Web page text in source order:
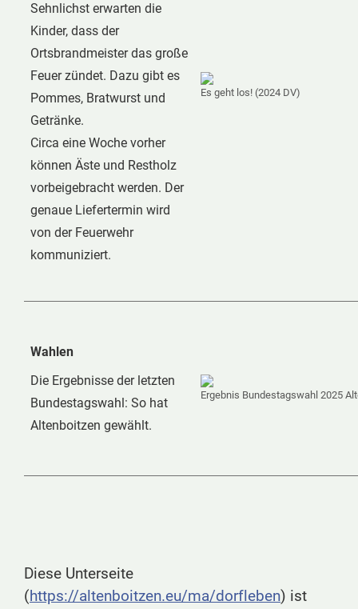
Sehnlichst erwarten die
Kinder, dass der
Ortsbrandmeister das große
Feuer zündet. Dazu gibt es
Pommes, Bratwurst und
Getränke.
Circa eine Woche vorher
können Äste und Restholz
vorbeigebracht werden. Der
genaue Liefertermin wird
von der Feuerwehr
kommuniziert.
Es geht los! (2024 DV)
Wahlen
Die Ergebnisse der letzten
Bundestagswahl: So hat
Altenboitzen gewählt.
Ergebnis Bundestagswahl 2025
Diese Unterseite
(https://altenboitzen.eu/ma/dorfleben) ist